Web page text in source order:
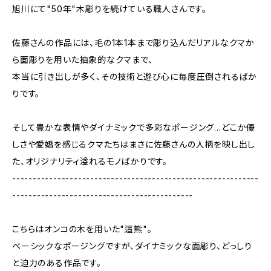
旭川にて"50年"木彫りを続けている職人さんです。
佐藤さんの作品には、毛の1本1本まで彫り込んだリアルなクマか
ら面彫りを用いた抽象的なクマまで、
本当に引き出しが多く、その技術と遊び心に毎度圧倒されるばか
りです。
そして豊かな表情やダイナミックで多彩なポージング…どこか優
しさや愛嬌を感じるクマたちはまさに佐藤さんの人柄を映し出し
た、オリジナリティ溢れるモノばかりです。
------------------------------------------------------------
--------------------------------------------
こちらはオンコの木を用いた"這熊"。
ベーシックなポージングですが、ダイナミックな面彫り、どっしり
と迫力のある作品です。